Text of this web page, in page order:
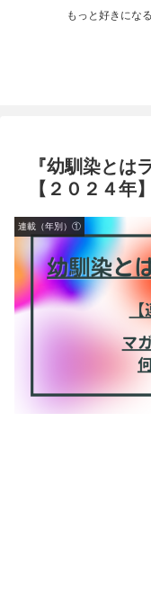
もっと好きにな
『幼馴染とは
【２０２４年
連載（年別）①